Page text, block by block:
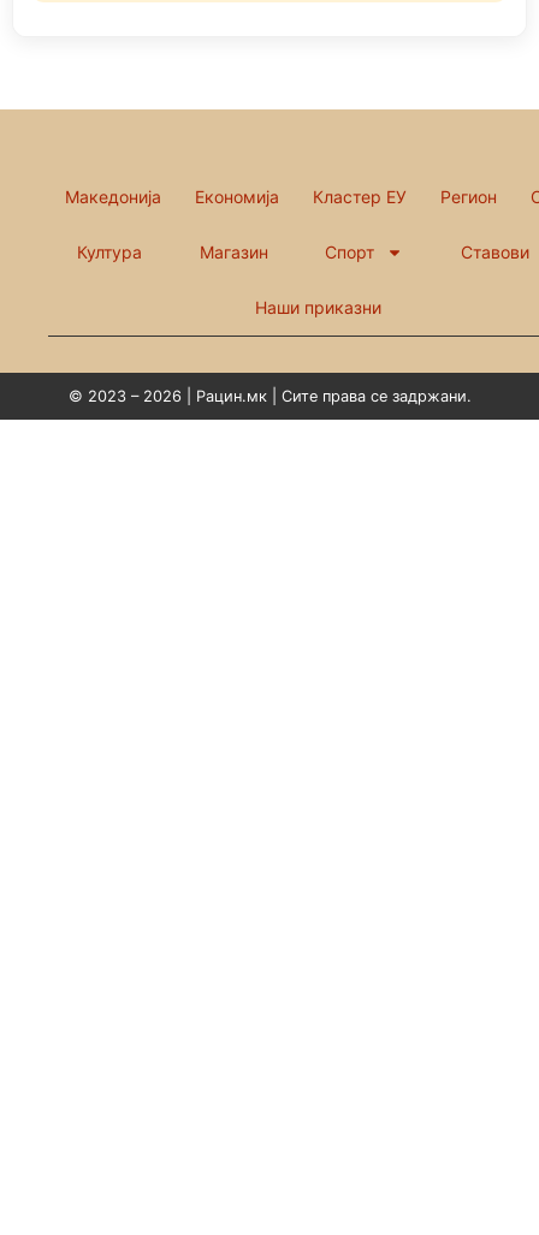
Македонија Економија Кластер ЕУ Регион
Култура Магазин Спорт Ставови
Наши приказни
© 2023 – 2026 | Рацин.мк | Сите права се задржани.